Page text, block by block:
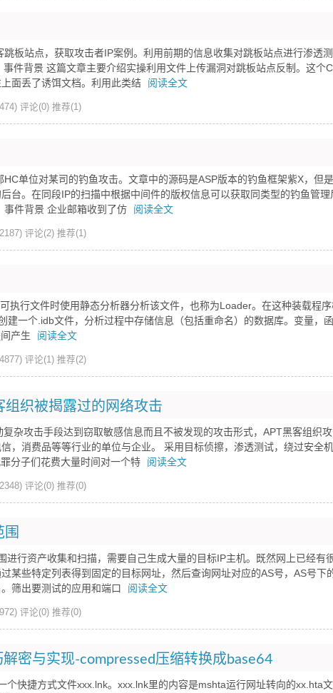
板站点，获取攻击者IP案例。利用前期的信息收集对跳板站点进行渗透
件背景 这篇文章主要介绍实操利用文件上传漏洞对跳板站点反制。这个
面丢了诱饵文档。利用此类结
阅读全文
评论(0) 推荐(1)
单位对某司的钓鱼攻击。文章中的源码是ASP版本的钓鱼框架紫X，但
台。在同段IP的扫描中根据中间件的版权信息可以获取同类型的钓鱼管
件背景 企业邮箱收到了仿
阅读全文
评论(2) 推荐(1)
执行文件时使用静态分析器分析该文件，也称为Loader。在这种装载程
建一个.idb文件，分析过程中存储信息（包括重命名）的数据库。变量，
产生
阅读全文
评论(1) 推荐(2)
织被揭露过的网络攻击
杂攻击手段达到窃取敏感信息而且不被发现的攻击形式，APT黑客组织攻
，消费品等等行业的单位与企业。 采用目标侦擦，渗透测试，绕过安全
分子们花费大量时间对一个特
阅读全文
评论(0) 推荐(0)
围
进行资产收集和扫描，需要自己生成大量的目标IP主机。既然网上已经有
某些特定列表得到固定的目标网址，然后查询网址对应的AS号，AS号下
筛出要测试的应用和端口
阅读全文
评论(0) 推荐(0)
密与实现-compressed压缩转换成base64
个快捷方式文件xxx.lnk。xxx.lnk里的内容是mshta运行网址转向的xx.hta